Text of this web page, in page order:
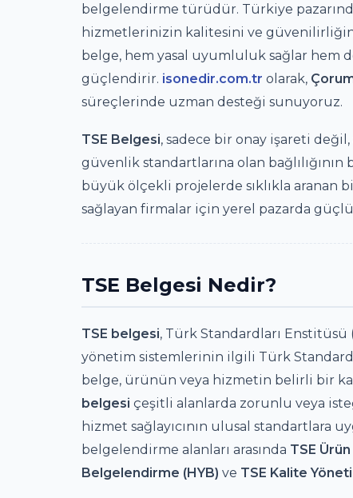
belgelendirme türüdür. Türkiye
hizmetlerinizin kalitesini ve
belge, hem yasal uyumluluk sağlar hem
güçlendirir. isonedir.com.tr olarak,
süreçlerinde uzman desteği sunuyoruz.
TSE Belgesi, sadece bir onay işareti
güvenlik standartlarına olan
büyük ölçekli projelerde sıklıkla aranan
sağlayan firmalar için yerel pazarda
TSE Belgesi Nedir?
TSE belgesi, Türk Standardları
yönetim sistemlerinin ilgili Türk
belge, ürünün veya hizmetin belirli bir
belgesi çeşitli alanlarda zorunlu veya
hizmet sağlayıcının ulusal standartlara
belgelendirme alanları arasında TSE
Belgelendirme (HYB) ve TSE Kalite